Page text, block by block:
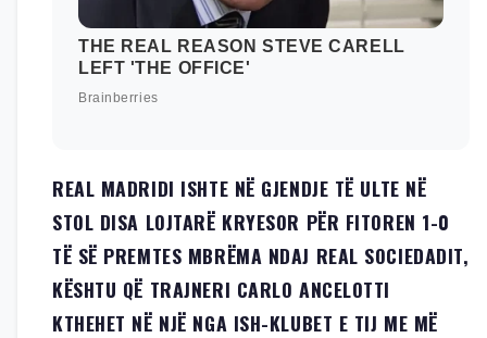
REAL MADRIDI ISHTE NË GJENDJE TË ULTE NË
STOL DISA LOJTARË KRYESOR PËR FITOREN 1-0
TË SË PREMTES MBRËMA NDAJ REAL SOCIEDADIT,
KËSHTU QË TRAJNERI CARLO ANCELOTTI
KTHEHET NË NJË NGA ISH-KLUBET E TIJ ME MË